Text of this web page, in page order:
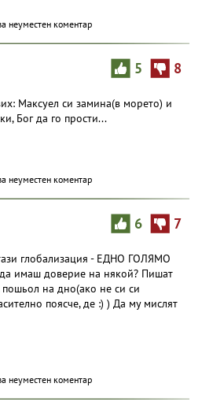
неуместен коментар
5 8
Максуел си замина(в морето) и
Бог да го прости...
неуместен коментар
6 7
глобализация - ЕДНО ГОЛЯМО
имаш доверие на някой? Пишат
на дно(ако не си си
поясче, де :) ) Да му мислят
неуместен коментар